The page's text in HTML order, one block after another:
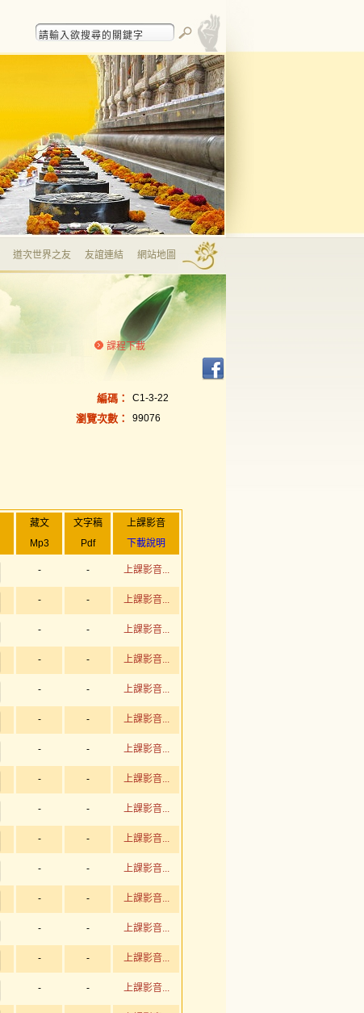
道次世界之友 友誼連結 網站地圖
課程下載
編碼： C1-3-22
瀏覽次數： 99076
藏文
Mp3
文字稿
Pdf
上課影音
下載說明
- - 上課影音...
- - 上課影音...
- - 上課影音...
- - 上課影音...
- - 上課影音...
- - 上課影音...
- - 上課影音...
- - 上課影音...
- - 上課影音...
- - 上課影音...
- - 上課影音...
- - 上課影音...
- - 上課影音...
- - 上課影音...
- - 上課影音...